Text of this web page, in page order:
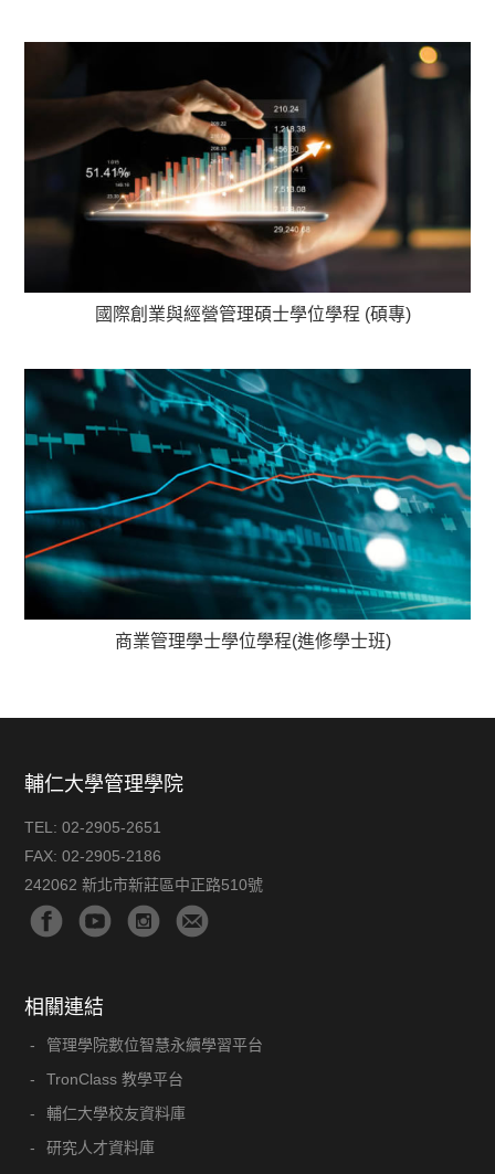
國際創業與經營管理碩士學位學程 (碩專)
商業管理學士學位學程(進修學士班)
輔仁大學管理學院
TEL:02-2905-2651
FAX:02-2905-2186
242062 新北市新莊區中正路510號
相關連結
管理學院數位智慧永續學習平台
TronClass 教學平台
輔仁大學校友資料庫
研究人才資料庫